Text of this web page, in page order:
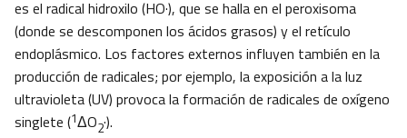
es el radical hidroxilo (HO·), que se halla en el peroxisoma
(donde se descomponen los ácidos grasos) y el retículo
endoplásmico. Los factores externos influyen también en la
producción de radicales; por ejemplo, la exposición a la luz
ultravioleta (UV) provoca la formación de radicales de oxígeno
singlete (1ΔO2·).